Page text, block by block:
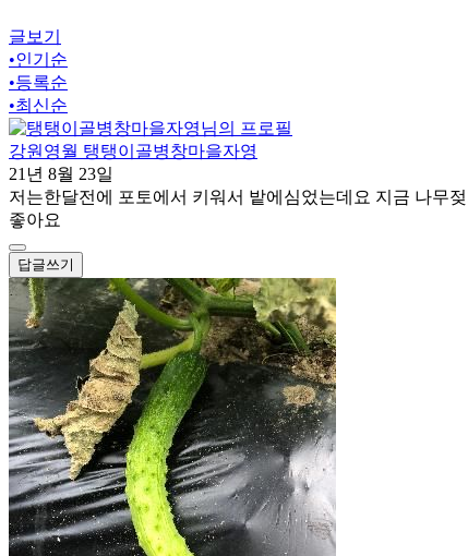
글보기
•인기순
•등록순
•최신순
강원영월 탱탱이골병창마을자영
21년 8월 23일
저는한달전에 포토에서 키워서 밭에심었는데요 지금 나무
좋아요
답글쓰기